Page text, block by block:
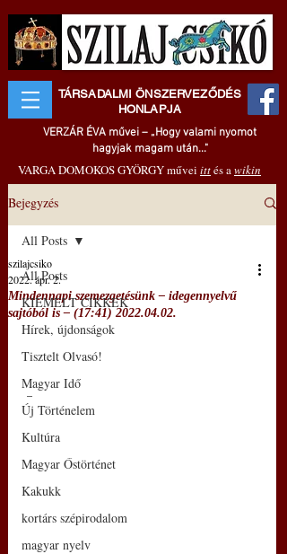
TÁRSADALMI ÖNSZERVEZŐDÉS
HONLAPJA
VERZÁR ÉVA művei – „Hogy valami nyomot
hagyjak magam után..."
VARGA DOMOKOS GYÖRGY művei ittés awikin
Bejegyzés
All Posts
KIEMELT CIKKEK
Hírek, újdonságok
Tisztelt Olvasó!
Magyar Idő
Új Történelem
Kultúra
Magyar Őstörténet
Kakukk
kortárs szépirodalom
magyar nyelv
All Posts
Mindennapi szemezgetésünk – idegennyelvű
sajtóból is – (17:41) 2022.04.02.
szilajcsiko
2022. ápr. 2.
–